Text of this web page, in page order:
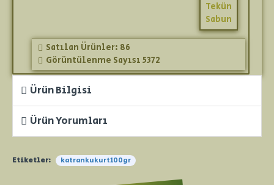
Tekün
Sabun
Satılan Ürünler: 86
Görüntülenme Sayısı 5372
Ürün Bilgisi
Ürün Yorumları
Etiketler: katrankukurt100gr